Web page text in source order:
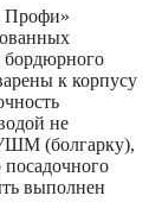
Профи»
бордюрного
к корпусу
не
УШМ (болгарку),
выполнен